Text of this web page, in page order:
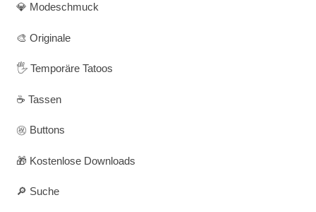
💎 Modeschmuck
🎨 Originale
🖐️ Temporäre Tatoos
☕ Tassen
㊗️ Buttons
🎁 Kostenlose Downloads
🔎 Suche